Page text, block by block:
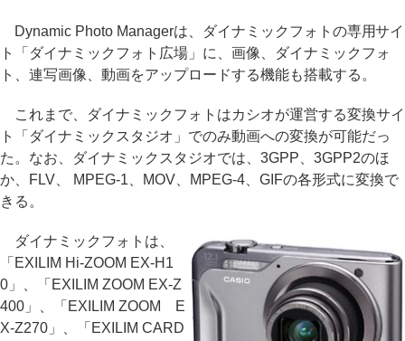
Dynamic Photo Managerは、ダイナミックフォトの専用サイ
ト「ダイナミックフォト広場」に、画像、ダイナミックフォ
ト、連写画像、動画をアップロードする機能も搭載する。
これまで、ダイナミックフォトはカシオが運営する変換サイ
ト「ダイナミックスタジオ」でのみ動画への変換が可能だっ
た。なお、ダイナミックスタジオでは、3GPP、3GPP2のほ
か、FLV、 MPEG-1、MOV、MPEG-4、GIFの各形式に変換で
きる。
ダイナミックフォトは、
「EXILIM Hi-ZOOM EX-H1
0」、「EXILIM ZOOM EX-Z
400」、「EXILIM ZOOM E
X-Z270」、「EXILIM CARD